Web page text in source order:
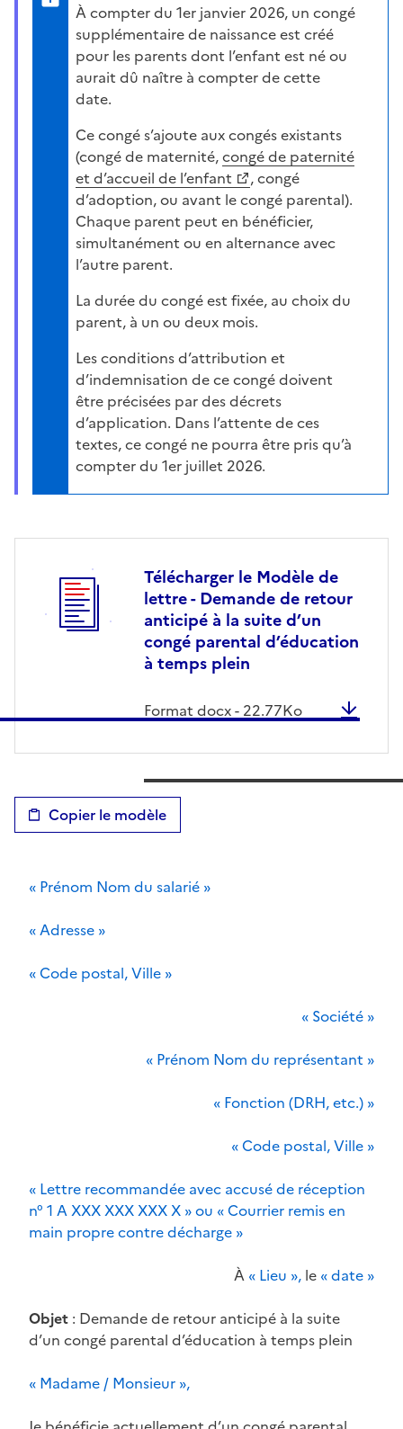
À compter du 1er janvier 2026, un congé
supplémentaire de naissance est créé
pour les parents dont l’enfant est né ou
aurait dû naître à compter de cette
date.
Ce congé s’ajoute aux congés existants
(congé de maternité,congé de paternité
et d’accueil de l’enfant
, congé
d’adoption, ou avant le congé parental).
Chaque parent peut en bénéficier,
simultanément ou en alternance avec
l’autre parent.
La durée du congé est fixée, au choix du
parent, à un ou deux mois.
Les conditions d’attribution et
d’indemnisation de ce congé doivent
être précisées par des décrets
d’application. Dans l’attente de ces
textes, ce congé ne pourra être pris qu’à
compter du 1er juillet 2026.
Télécharger le Modèle de
lettre - Demande de retour
anticipé à la suite d’un
congé parental d’éducation
à temps plein
Format docx- 22.77Ko
Copier le modèle
« Prénom Nom du salarié »
« Adresse »
« Code postal, Ville »
« Société »
« Prénom Nom du représentant »
« Fonction (DRH, etc.) »
« Code postal, Ville »
« Lettre recommandée avec accusé de réception
n° 1 A XXX XXX XXX X » ou « Courrier remis en
main propre contre décharge »
À « Lieu », le « date »
Objet : Demande de retour anticipé à la suite
d’un congé parental d’éducation à temps plein
« Madame / Monsieur »,